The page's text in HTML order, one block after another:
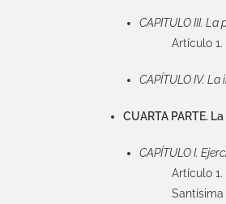
CAPITULO III.
Artículo
CAPÍTULO IV.
CUARTA PARTE.
CAPÍTULO I.
Artículo